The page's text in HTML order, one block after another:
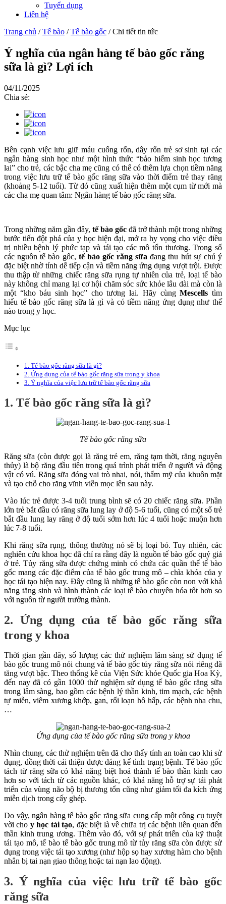
Tuyển dụng
Liên hệ
Trang chủ /Tế bào /Tế bào gốc /Chi tiết tin tức
Ý nghĩa của ngân hàng tế bào gốc răng
sữa là gì? Lợi ích
04/11/2025
Chia sẻ:
Bên cạnh việc lưu giữ máu cuống rốn, dây rốn trẻ sơ sinh tại các
ngân hàng sinh học như một hình thức “bảo hiểm sinh học tương
lai” cho trẻ, các bậc cha mẹ cũng có thể có thêm lựa chọn tiềm năng
trong việc lưu trữ tế bào gốc răng sữa vào thời điểm trẻ thay răng
(khoảng 5-12 tuổi). Từ đó cũng xuất hiện thêm một cụm từ mới mà
các cha mẹ quan tâm: Ngân hàng tế bào gốc răng sữa.
Trong những năm gần đây, tế bào gốc đã trở thành một trong những
bước tiến đột phá của y học hiện đại, mở ra hy vọng cho việc điều
trị nhiều bệnh lý phức tạp và tái tạo các mô tổn thương. Trong số
các nguồn tế bào gốc, tế bào gốc răng sữa đang thu hút sự chú ý
đặc biệt nhờ tính dễ tiếp cận và tiềm năng ứng dụng vượt trội. Được
thu thập từ những chiếc răng sữa rụng tự nhiên của trẻ, loại tế bào
này không chỉ mang lại cơ hội chăm sóc sức khỏe lâu dài mà còn là
một “kho báu sinh học” cho tương lai. Hãy cùngMescells tìm
hiểu tế bào gốc răng sữa là gì và có tiềm năng ứng dụng như thế
nào trong y học.
Mục lục
1. Tế bào gốc răng sữa là gì?
2. Ứng dụng của tế bào gốc răng sữa trong y khoa
3. Ý nghĩa của việc lưu trữ tế bào gốc răng sữa
1. Tế bào gốc răng sữa là gì?
Tế bào gốc răng sữa
Răng sữa (còn được gọi là răng trẻ em, răng tạm thời, răng nguyên
thủy) là bộ răng đầu tiên trong quá trình phát triển ở người và động
vật có vú. Răng sữa đóng vai trò nhai, nói, thẩm mỹ của khuôn mặt
và tạo chỗ cho răng vĩnh viễn mọc lên sau này.
Vào lúc trẻ được 3-4 tuổi trung bình sẽ có 20 chiếc răng sữa. Phần
lớn trẻ bắt đầu có răng sữa lung lay ở độ 5-6 tuổi, cũng có một số trẻ
bắt đầu lung lay răng ở độ tuổi sớm hơn lúc 4 tuổi hoặc muộn hơn
lúc 7-8 tuổi.
Khi răng sữa rụng, thông thường nó sẽ bị loại bỏ. Tuy nhiên, các
nghiên cứu khoa học đã chỉ ra rằng đây là nguồn tế bào gốc quý giá
ở trẻ. Tủy răng sữa được chứng minh có chứa các quần thể tế bào
gốc mang các đặc điểm của tế bào gốc trung mô – chìa khóa của y
học tái tạo hiện nay. Đây cũng là những tế bào gốc còn non với khả
năng tăng sinh và hình thành các loại tế bào chuyên hóa tốt hơn so
với nguồn từ người trưởng thành.
2. Ứng dụng của tế bào gốc răng sữa
trong y khoa
Thời gian gần đây, số lượng các thử nghiệm lâm sàng sử dụng tế
bào gốc trung mô nói chung và tế bào gốc tủy răng sữa nói riêng đã
tăng vượt bậc. Theo thống kê của Viện Sức khỏe Quốc gia Hoa Kỳ,
đến nay đã có gần 1000 thử nghiệm sử dụng tế bào gốc răng sữa
trong lâm sàng, bao gồm các bệnh lý thần kinh, tim mạch, các bệnh
tự miễn, viêm xương khớp, gan, rối loạn hô hấp, các bệnh nha chu,
…
Ứng dụng của tế bào gốc răng sữa trong y khoa
Nhìn chung, các thử nghiệm trên đã cho thấy tính an toàn cao khi sử
dụng, đồng thời cải thiện được đáng kể tình trạng bệnh. Tế bào gốc
tách từ răng sữa có khả năng biệt hoá thành tế bào thần kinh cao
hơn so với tách từ các nguồn khác, có khả năng hỗ trợ sự tái phát
triển của vùng não bộ bị thương tổn cũng như giảm tối đa kích ứng
miễn dịch trong cấy ghép.
Do vậy, ngân hàng tế bào gốc răng sữa cung cấp một công cụ tuyệt
vời cho y học tái tạo, đặc biệt là về chữa trị các bệnh liên quan đến
thần kinh trung ương. Thêm vào đó, với sự phát triển của kỹ thuật
tái tạo mô, tế bào tế bào gốc trung mô từ tủy răng sữa còn được sử
dụng trong việc tái tạo xương (như hộp sọ hay xương hàm cho bệnh
nhân bị tai nạn giao thông hoặc tai nạn lao động).
3. Ý nghĩa của việc lưu trữ tế bào gốc
răng sữa